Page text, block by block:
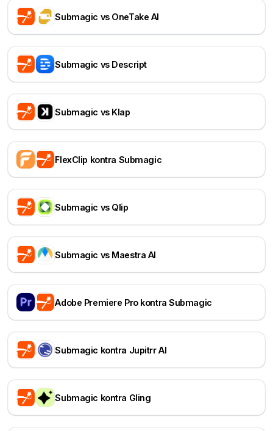
Submagic vs OneTake AI
Submagic vs Descript
Submagic vs Klap
FlexClip kontra Submagic
Submagic vs Qlip
Submagic vs Maestra AI
Adobe Premiere Pro kontra Submagic
Submagic kontra Jupitrr AI
Submagic kontra Gling